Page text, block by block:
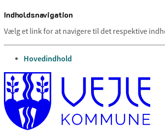
Indholdsnavigation
Vælg et link for at navigere til det respektive
gå til
Hovedindhold